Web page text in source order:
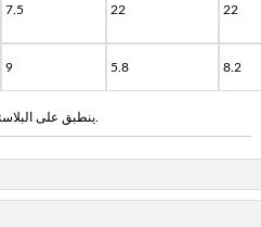
7.5 22 22
9 5.8 8.2
ملاحظة: "Y" ينطبق على المطاط؛ "P" ينطبق على البلاستيك.